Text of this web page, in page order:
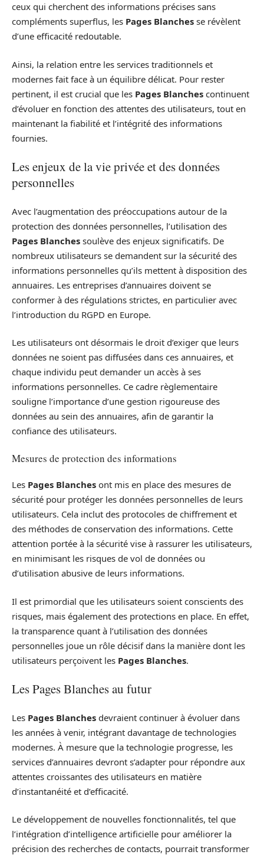
ceux qui cherchent des informations précises sans
compléments superflus, les Pages Blanches se révèlent
d’une efficacité redoutable.
Ainsi, la relation entre les services traditionnels et
modernes fait face à un équilibre délicat. Pour rester
pertinent, il est crucial que les Pages Blanches continuent
d’évoluer en fonction des attentes des utilisateurs, tout en
maintenant la fiabilité et l’intégrité des informations
fournies.
Les enjeux de la vie privée et des données
personnelles
Avec l’augmentation des préoccupations autour de la
protection des données personnelles, l’utilisation des
Pages Blanches soulève des enjeux significatifs. De
nombreux utilisateurs se demandent sur la sécurité des
informations personnelles qu’ils mettent à disposition des
annuaires. Les entreprises d’annuaires doivent se
conformer à des régulations strictes, en particulier avec
l’introduction du RGPD en Europe.
Les utilisateurs ont désormais le droit d’exiger que leurs
données ne soient pas diffusées dans ces annuaires, et
chaque individu peut demander un accès à ses
informations personnelles. Ce cadre règlementaire
souligne l’importance d’une gestion rigoureuse des
données au sein des annuaires, afin de garantir la
confiance des utilisateurs.
Mesures de protection des informations
Les Pages Blanches ont mis en place des mesures de
sécurité pour protéger les données personnelles de leurs
utilisateurs. Cela inclut des protocoles de chiffrement et
des méthodes de conservation des informations. Cette
attention portée à la sécurité vise à rassurer les utilisateurs,
en minimisant les risques de vol de données ou
d’utilisation abusive de leurs informations.
Il est primordial que les utilisateurs soient conscients des
risques, mais également des protections en place. En effet,
la transparence quant à l’utilisation des données
personnelles joue un rôle décisif dans la manière dont les
utilisateurs perçoivent les Pages Blanches.
Les Pages Blanches au futur
Les Pages Blanches devraient continuer à évoluer dans
les années à venir, intégrant davantage de technologies
modernes. À mesure que la technologie progresse, les
services d’annuaires devront s’adapter pour répondre aux
attentes croissantes des utilisateurs en matière
d’instantanéité et d’efficacité.
Le développement de nouvelles fonctionnalités, tel que
l’intégration d’intelligence artificielle pour améliorer la
précision des recherches de contacts, pourrait transformer